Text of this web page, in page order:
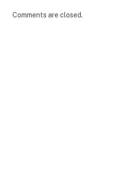
Comments are closed.